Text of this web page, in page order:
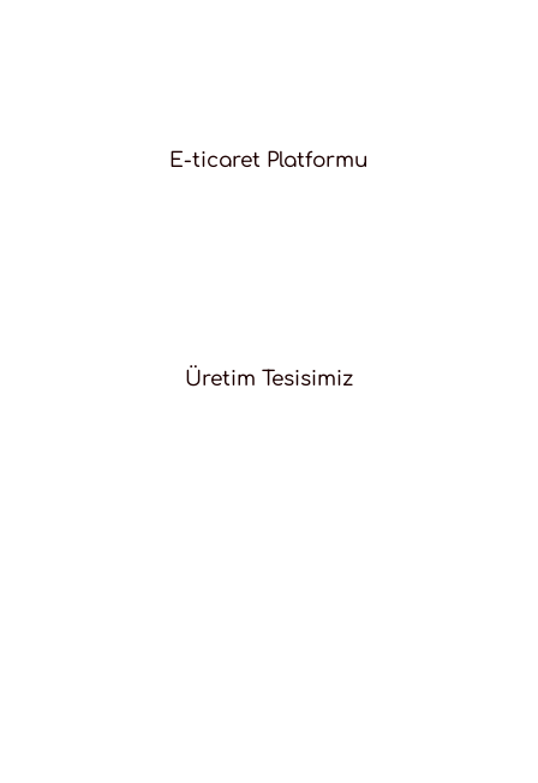
E-ticaret Platformu
Üretim Tesisimiz